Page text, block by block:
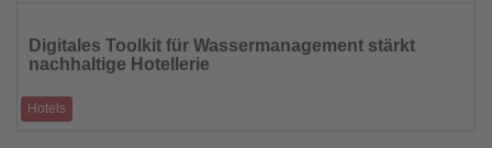
die
Nachrichten
Digitales Toolkit für Wassermanagement stärkt
nachhaltige Hotellerie
Hotels